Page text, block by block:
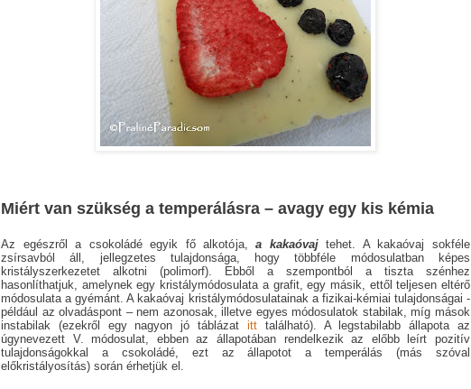
Miért van szükség a temperálásra – avagy egy kis kémia
Az egészről a csokoládé egyik fő alkotója,a kakaóvajtehet. A kakaóvaj sokféle
zsírsavból áll, jellegzetes tulajdonsága, hogy többféle módosulatban képes
kristályszerkezetet alkotni (polimorf). Ebből a szempontból a tiszta szénhez
hasonlíthatjuk, amelynek egy kristálymódosulata a grafit, egy másik, ettől teljesen eltérő
módosulata a gyémánt. A kakaóvaj kristálymódosulatainak a fizikai-kémiai tulajdonságai -
például az olvadáspont – nem azonosak, illetve egyes módosulatok stabilak, míg mások
instabilak (ezekről egy nagyon jó táblázat itttalálható). A legstabilabb állapota az
úgynevezett V. módosulat, ebben az állapotában rendelkezik az előbb leírt pozitív
tulajdonságokkal a csokoládé, ezt az állapotot a temperálás (más szóval
előkristályosítás) során érhetjük el.